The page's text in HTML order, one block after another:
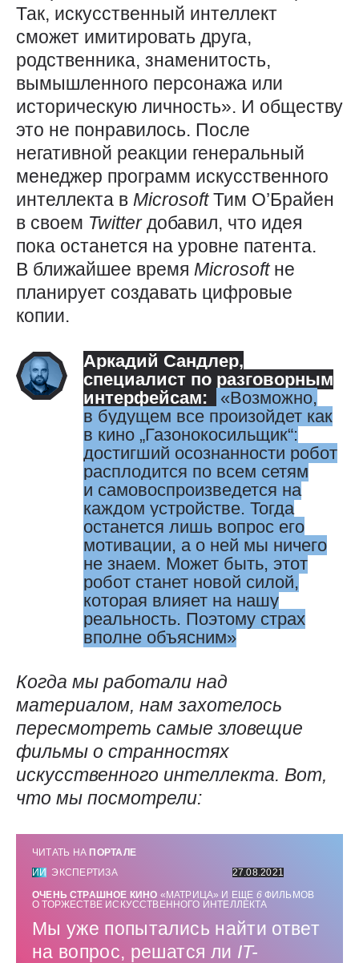
Так, искусственный интеллект
сможет имитировать друга,
родственника, знаменитость,
вымышленного персонажа или
историческую личность». И обществу
это не понравилось. После
негативной реакции генеральный
менеджер программ искусственного
интеллекта в MicrosoftТим О’Брайен
в своем Twitterдобавил, что идея
пока останется на уровне патента.
В ближайшее время Microsoft не
планирует создавать цифровые
копии.
Аркадий Сандлер,
специалист по разговорным
интерфейсам:
Возможно,
в будущем все произойдет как
в кино „Газонокосильщик“:
достигший осознанности робот
расплодится по всем сетям
и самовоспроизведется на
каждом устройстве. Тогда
останется лишь вопрос его
мотивации, а о ней мы ничего
не знаем. Может быть, этот
робот станет новой силой,
которая влияет на нашу
реальность. Поэтому страх
вполне объясним
Когда мы работали над
материалом, нам захотелось
пересмотреть самые зловещие
фильмы о странностях
искусственного интеллекта. Вот,
что мы посмотрели:
ЧИТАТЬ НАПОРТАЛЕ
ИИ ЭКСПЕРТИЗА
27.08.2021
ОЧЕНЬ СТРАШНОЕ КИНО «МАТРИЦА» И ЕЩЕ 6 ФИЛЬМОВ
О ТОРЖЕСТВЕ ИСКУССТВЕННОГО ИНТЕЛЛЕКТА
Мы уже попытались найти ответ
на вопрос, решатся ли IT-